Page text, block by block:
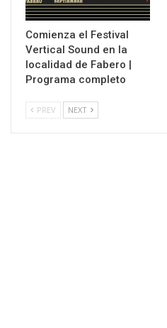
Comienza el Festival
Vertical Sound en la
localidad de Fabero |
Programa completo
PREV NEXT